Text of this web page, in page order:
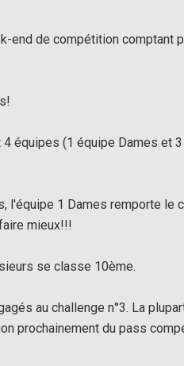
end de compétition comptant
équipes (1 équipe Dames et
l'équipe 1 Dames remporte le
mieux!!!
se classe 10ème.
au challenge n°3. La
prochainement du pass